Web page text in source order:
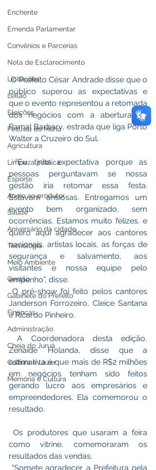
Enchente
Emenda Parlamentar
Convênios e Parcerias
Nota de Esclarecimento
Licitações
Leilão
Eleições
Festival do Milho
Agricultura
Limpeza pública
Esporte
Apoio ao produtor
Saúde
Aniversário da cidade
Tecnologia
Meio Ambiente
Gestão
Gabinete do Prefeito
Finanças
Administração
Cheia do Juruá
Cultura e Lazer
Memória e Cultura
O Prefeito César Andrade disse que o
público superou as expectativas e
que o evento representou a retomada
dos negócios com a abertura do
Ramal Barbary, estrada que liga Porto
Walter a Cruzeiro do Sul.
“Eu tinha expectativa porque as
pessoas perguntavam se nossa
gestão iria retomar essa festa.
Estavam ansiosas. Entregamos um
evento bem organizado, sem
ocorrências. Estamos muito felizes, e
quero aqui agradecer aos cantores
nacionais, artistas locais, as forças de
segurança e salvamento, aos
visitantes e nossa equipe pelo
empenho”, disse.
O pré-show foi feito pelos cantores
Janderson Forrozeiro, Cleice Santana
e Ricardo Pinheiro.
A Coordenadora desta edição,
Zenaide Holanda, disse que a
estimativa é que mais de R$2 milhões
em negócios tenham sido feitos
gerando lucro aos empresários e
empreendedores. Ela comemorou o
resultado.
como vitrine, comemoraram os
resultados das vendas.